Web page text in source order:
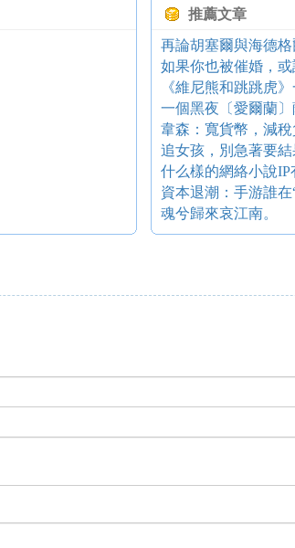
推薦文章
再論胡塞爾與海德
如果你也被催婚，
《維尼熊和跳跳虎
一個黑夜〔愛爾蘭
韋森：寬貨幣，減
追女孩，別急著要結
什么樣的網絡小說IP
資本退潮：手游誰在
魂兮歸來哀江南。